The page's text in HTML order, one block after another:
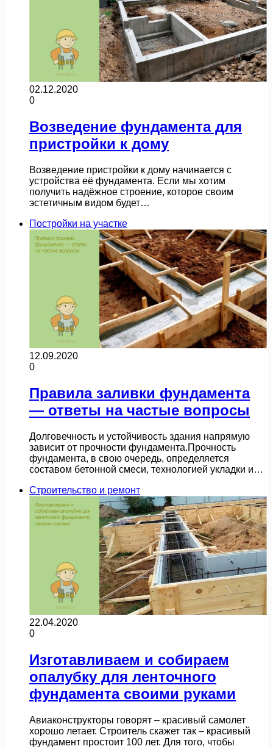
02.12.2020
0
Возведение фундамента для
пристройки к дому
Возведение пристройки к дому начинается с
устройства её фундамента. Если мы хотим
получить надёжное строение, которое своим
эстетичным видом будет…
Постройки на участке
12.09.2020
0
Правила заливки фундамента
— ответы на частые вопросы
Долговечность и устойчивость здания напрямую
зависит от прочности фундамента.Прочность
фундамента, в свою очередь, определяется
составом бетонной смеси, технологией укладки и…
Строительство и ремонт
22.04.2020
0
Изготавливаем и собираем
опалубку для ленточного
фундамента своими руками
Авиаконструкторы говорят – красивый самолет
хорошо летает. Строитель скажет так – красивый
фундамент простоит 100 лет. Для того, чтобы